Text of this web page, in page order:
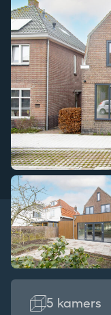
5 kamers